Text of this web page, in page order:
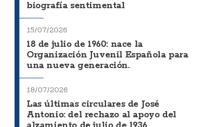
biografía sentimental
15/07/2026
18 de julio de 1960: nace la
Organización Juvenil Española para
una nueva generación.
18/07/2026
Las últimas circulares de José
Antonio: del rechazo al apoyo del